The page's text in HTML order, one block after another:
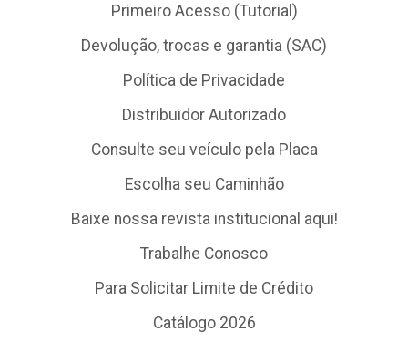
Primeiro Acesso (Tutorial)
Devolução, trocas e garantia (SAC)
Política de Privacidade
Distribuidor Autorizado
Consulte seu veículo pela Placa
Escolha seu Caminhão
Baixe nossa revista institucional aqui!
Trabalhe Conosco
Para Solicitar Limite de Crédito
Catálogo 2026